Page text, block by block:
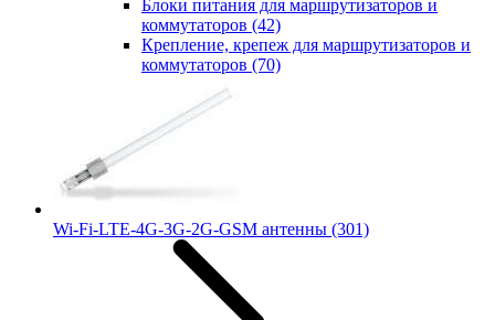
Блоки питания для маршрутизаторов и
коммутаторов (42)
Крепление, крепеж для маршрутизаторов и
коммутаторов (70)
Wi-Fi-LTE-4G-3G-2G-GSM антенны (301)